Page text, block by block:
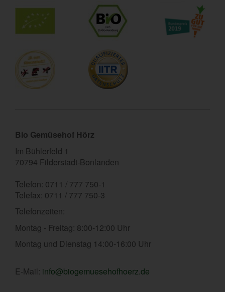
Bio Gemüsehof Hörz
Im Bühlerfeld 1
70794 Filderstadt-Bonlanden
Telefon: 0711 / 777 750-1
Telefax: 0711 / 777 750-3
Telefonzeiten:
Montag - Freitag: 8:00-12:00 Uhr
Montag und Dienstag 14:00-16:00 Uhr
E-Mail: info@biogemuesehofhoerz.de